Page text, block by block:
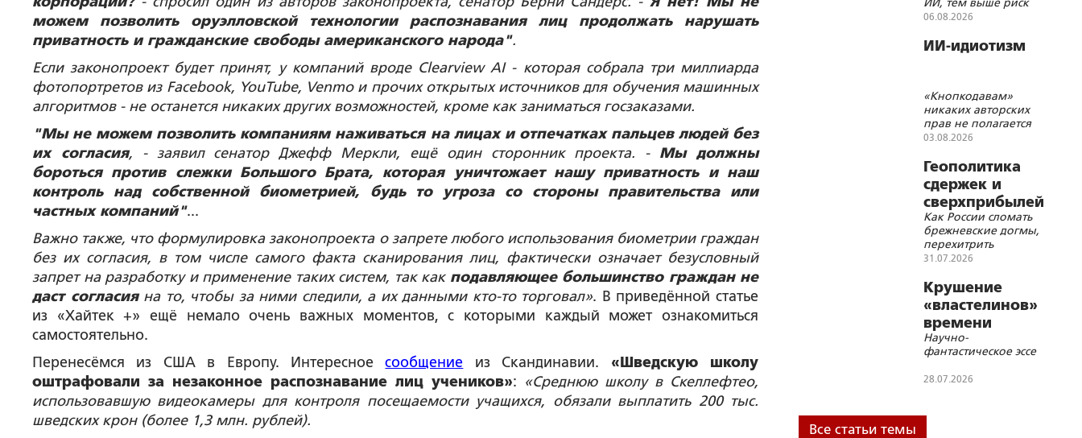
можем позволить оруэлловской технологии распознавания лиц продолжать нарушать
приватность и гражданские свободы американского народа".
Если законопроект будет принят, у компаний вроде Clearview AI - которая собрала три миллиарда
фотопортретов из Facebook, YouTube, Venmo и прочих открытых источников для обучения машинных
алгоритмов - не останется никаких других возможностей, кроме как заниматься госзаказами.
"Мы не можем позволить компаниям наживаться на лицах и отпечатках пальцев людей без
их согласия, - заявил сенатор Джефф Меркли, ещё один сторонник проекта. - Мы должны
бороться против слежки Большого Брата, которая уничтожает нашу приватность и наш
контроль над собственной биометрией, будь то угроза со стороны правительства или
частных компаний"...
Важно также, что формулировка законопроекта о запрете любого использования биометрии граждан
без их согласия, в том числе самого факта сканирования лиц, фактически означает безусловный
запрет на разработку и применение таких систем, так как подавляющее большинство граждан не
даст согласияна то, чтобы за ними следили, а их данными кто-то торговал». В приведённой статье
из «Хайтек +» ещё немало очень важных моментов, с которыми каждый может ознакомиться
самостоятельно.
Перенесёмся из США в Европу. Интересноесообщение из Скандинавии. «Шведскую школу
оштрафовали за незаконное распознавание лиц учеников»: «Среднюю школу в Скеллефтео,
использовавшую видеокамеры для контроля посещаемости учащихся, обязали выплатить 200 тыс.
шведских крон (более 1,3 млн. рублей).
их выхода из-под
создателей
06.08.2026
ИИ-идиотизм
«Кнопкодавам»
никаких авторских
прав не полагается
за их
03.08.2026
Геополитика
сдержек и
сверхприбылей
Как России сломать
брежневские догмы,
перехитрить
«треугольники»
удвоить ВВП к 2036
году?
31.07.2026
Крушение
«властелинов»
времени
Научно-
фантастическое эссе
28.07.2026
Все статьи темы